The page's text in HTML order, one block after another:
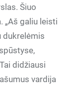
Šiuo
„Aš galiu leisti
dukrelėmis
didžiausi
vardija